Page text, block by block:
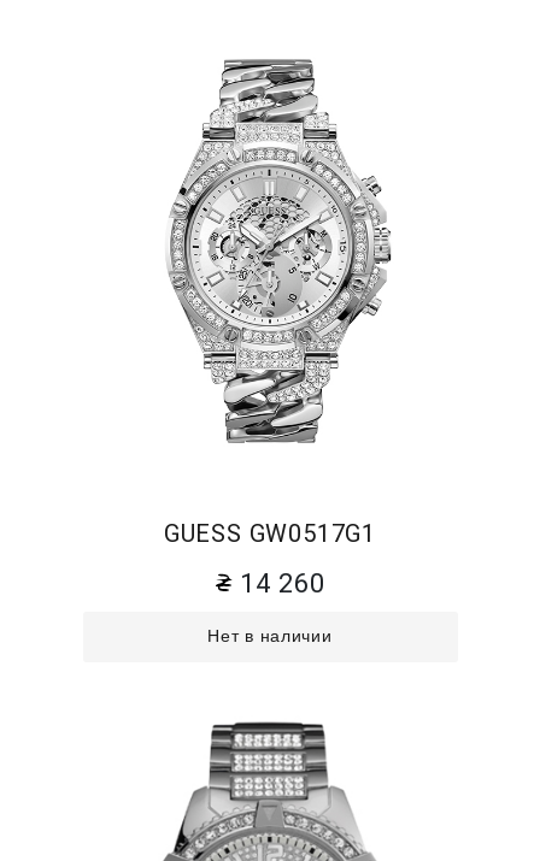
GUESS GW0517G1
14 260
Нет в наличии